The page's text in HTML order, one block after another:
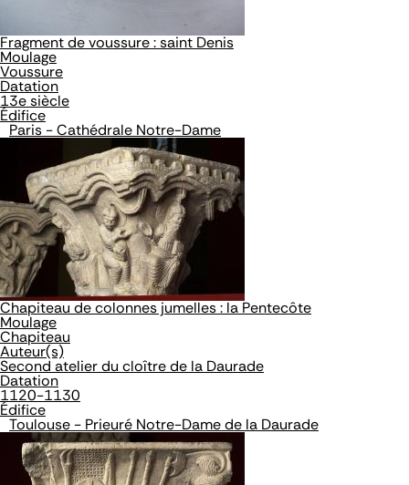
Fragment de voussure : saint Denis
Moulage
Voussure
Datation
13e siècle
Édifice
Paris - Cathédrale Notre-Dame
Chapiteau de colonnes jumelles : la Pentecôte
Moulage
Chapiteau
Auteur(s)
Second atelier du cloître de la Daurade
Datation
1120-1130
Édifice
Toulouse - Prieuré Notre-Dame de la Daurade